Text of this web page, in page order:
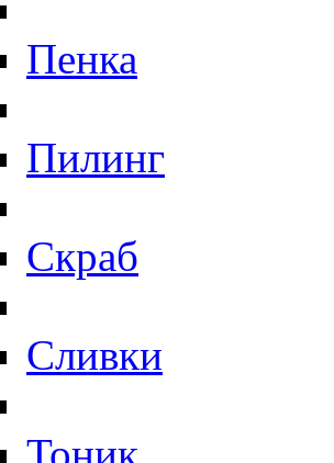
Пенка
Пилинг
Скраб
Сливки